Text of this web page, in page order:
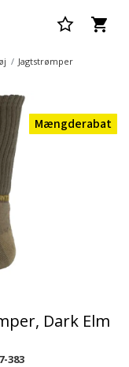
Jagtstrømper
Mængderabat
Dark Elm
383